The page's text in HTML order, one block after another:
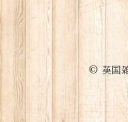
© 英国雑